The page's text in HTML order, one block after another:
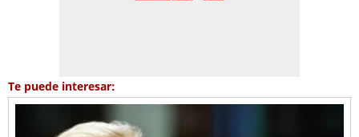
Te puede interesar: